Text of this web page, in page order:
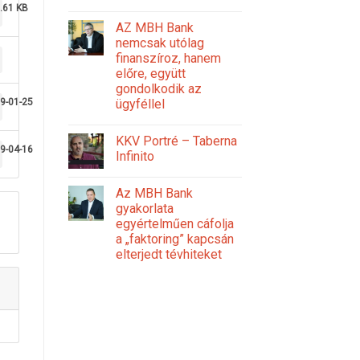
KB
01-25
04-16
AZ MBH Bank
nemcsak utólag
finanszíroz, hanem
előre, együtt
gondolkodik az
ügyféllel
KKV Portré – Taberna
Infinito
Az MBH Bank
gyakorlata
egyértelműen cáfolja
a „faktoring” kapcsán
elterjedt tévhiteket